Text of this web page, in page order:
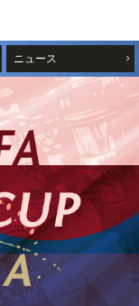
ニュース